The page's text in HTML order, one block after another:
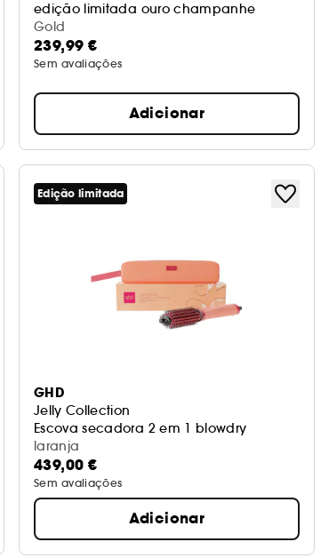
edição limitada ouro champanhe
Gold
239,99 €
Sem avaliações
Adicionar
Edição limitada
GHD
Jelly Collection
Escova secadora 2 em 1 blowdry
laranja
439,00 €
Sem avaliações
Adicionar